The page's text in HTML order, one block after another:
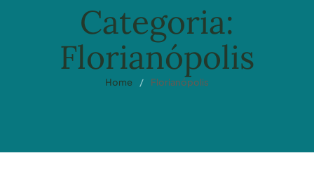
Categoria:
Florianópolis
Home / Florianópolis